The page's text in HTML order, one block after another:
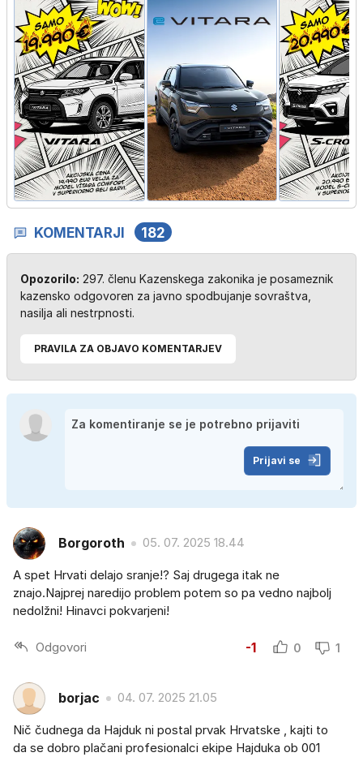
KOMENTARJI 182
Opozorilo: 297. členu Kazenskega zakonika je posameznik
kazensko odgovoren za javno spodbujanje sovraštva,
nasilja ali nestrpnosti.
PRAVILA ZA OBJAVO KOMENTARJEV
Prijavi se
Borgoroth 05. 07. 2025 18.44
A spet Hrvati delajo sranje!? Saj drugega itak ne
znajo.Najprej naredijo problem potem so pa vedno najbolj
nedolžni! Hinavci pokvarjeni!
Odgovori -1 0 1
borjac 04. 07. 2025 21.05
Nič čudnega da Hajduk ni postal prvak Hrvatske , kajti to
da se dobro plačani profesionalci ekipe Hajduka ob 001